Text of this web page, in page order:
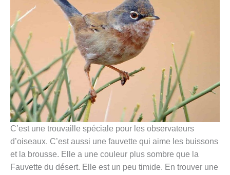
C’est une trouvaille spéciale pour les observateurs
d’oiseaux. C’est aussi une fauvette qui aime les buissons
et la brousse. Elle a une couleur plus sombre que la
Fauvette du désert. Elle est un peu timide. En trouver une